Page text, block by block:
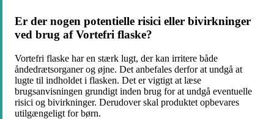
Er der nogen potentielle risici eller bivirkninger
ved brug af Vortefri flaske?
Vortefri flaske har en stærk lugt, der kan irritere både
åndedrætsorganer og øjne. Det anbefales derfor at undgå at
lugte til indholdet i flasken. Det er vigtigt at læse
brugsanvisningen grundigt inden brug for at undgå eventuelle
risici og bivirkninger. Derudover skal produktet opbevares
utilgængeligt for børn.